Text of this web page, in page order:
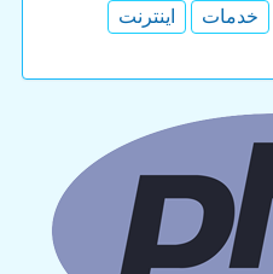
خدمات
اینترنت